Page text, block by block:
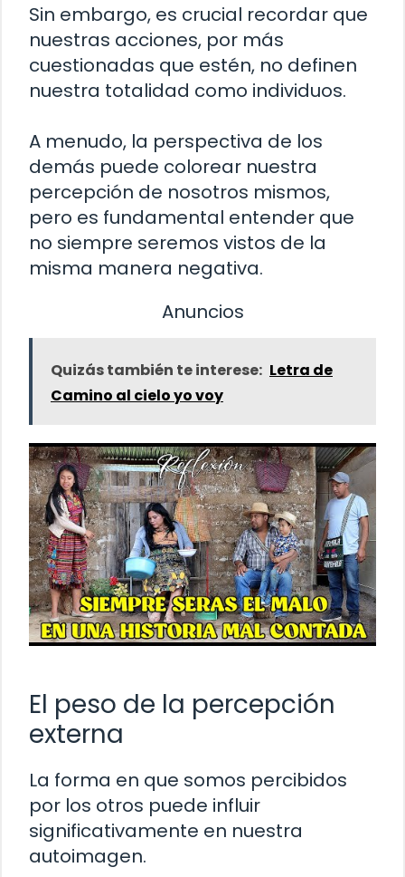
Sin embargo, es crucial recordar que
nuestras acciones, por más
cuestionadas que estén, no definen
nuestra totalidad como individuos.
A menudo, la perspectiva de los
demás puede colorear nuestra
percepción de nosotros mismos,
pero es fundamental entender que
no siempre seremos vistos de la
misma manera negativa.
Anuncios
Quizás también te interese: Letra de
Camino al cielo yo voy
El peso de la percepción
externa
La forma en que somos percibidos
por los otros puede influir
significativamente en nuestra
autoimagen.